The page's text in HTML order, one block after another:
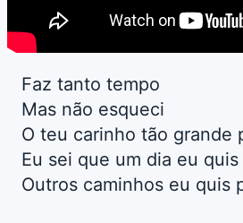
Faz tanto tempo
Mas não esqueci
O teu carinho tão grande
Eu sei que um dia eu
Outros caminhos eu quis